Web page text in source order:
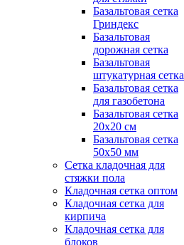
Базальтовая сетка
Гриндекс
Базальтовая
дорожная сетка
Базальтовая
штукатурная сетка
Базальтовая сетка
для газобетона
Базальтовая сетка
20x20 см
Базальтовая сетка
50x50 мм
Сетка кладочная для
стяжки пола
Кладочная сетка оптом
Кладочная сетка для
кирпича
Кладочная сетка для
блоков